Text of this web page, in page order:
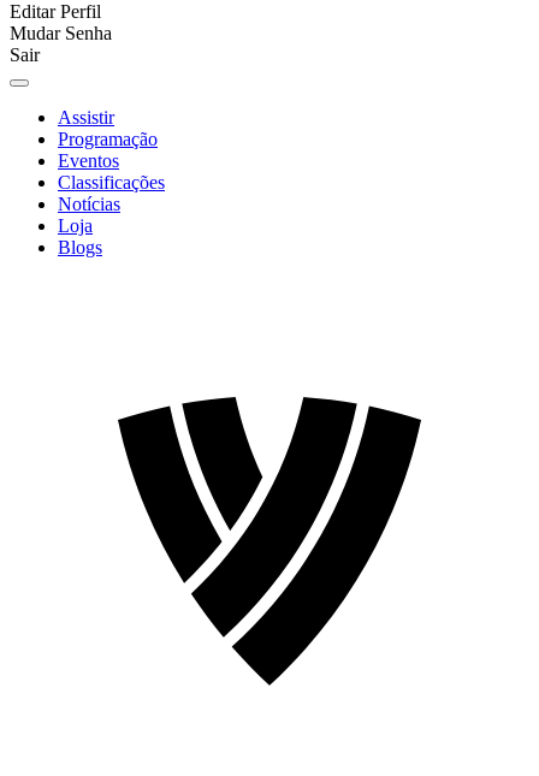
Editar Perfil
Mudar Senha
Sair
Assistir
Programação
Eventos
Classificações
Notícias
Loja
Blogs